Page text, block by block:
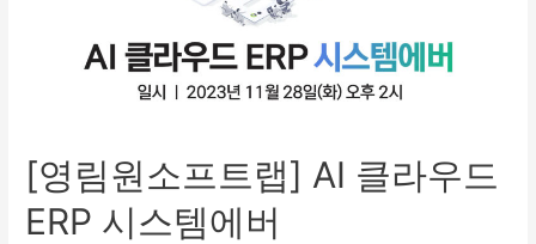
[영림원소프트랩] AI 클라우드
ERP 시스템에버